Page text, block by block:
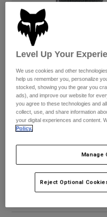
Byxor
Jackor
Handskar
Skydd
Strumpor
Tillbehör
Reservdelar
Byxor
Handskar
Jackor
Protections
Goggles
Väskor & tillbehör
Spare parts
Skjortor
Visa alla
Women
T-Shirts & Tops
Hoodies och pullovers
Jackor
Visa alla
Youth
Skydd
Goggles
Sockor
Visa alla
Moto
Hjälmar
Jerseys
Pants
Handskar
Goggles
Fox Camo Crew
Produktnummer32869
Level Up Your
We use cookies and other
help us remember you, personalize
stocked, showing you the gear you
ads), and improve our website for
you agree to these technologies and
collect, use, and share information
your digital experiences and content.
Policy.
Manage
Reject Optional